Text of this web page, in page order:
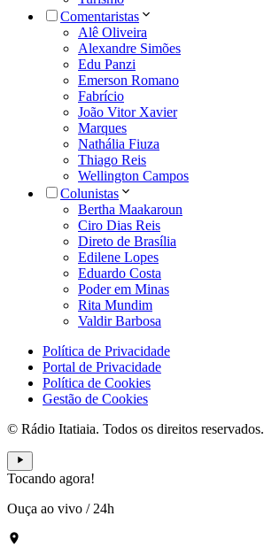
Comentaristas
Alê Oliveira
Alexandre Simões
Edu Panzi
Emerson Romano
Fabrício
João Vitor Xavier
Marques
Nathália Fiuza
Thiago Reis
Wellington Campos
Colunistas
Bertha Maakaroun
Ciro Dias Reis
Direto de Brasília
Edilene Lopes
Eduardo Costa
Poder em Minas
Rita Mundim
Valdir Barbosa
Política de Privacidade
Portal de Privacidade
Política de Cookies
Gestão de Cookies
© Rádio Itatiaia. Todos os direitos reservados.
Tocando agora!
Ouça ao vivo / 24h